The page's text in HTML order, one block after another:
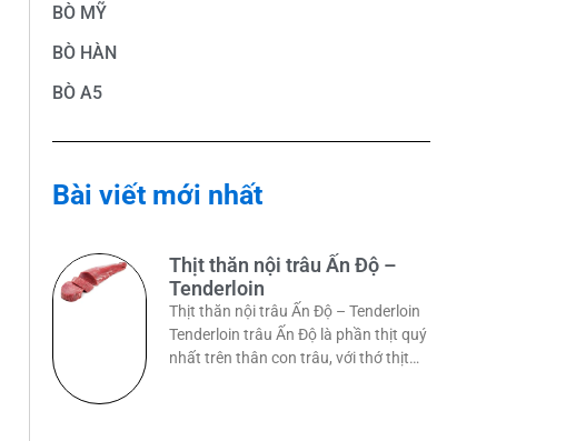
BÒ MỸ
BÒ HÀN
BÒ A5
Bài viết mới nhất
Thịt thăn nội trâu Ấn Độ –
Tenderloin
Thịt thăn nội trâu Ấn Độ – Tenderloin
Tenderloin trâu Ấn Độ là phần thịt quý
nhất trên thân con trâu, với thớ thịt